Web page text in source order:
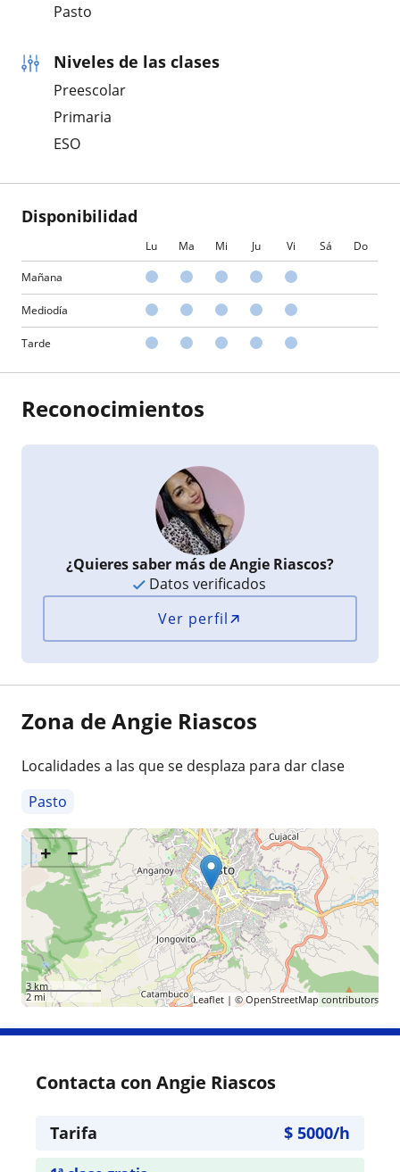
Pasto
Niveles de las clases
Preescolar
Primaria
ESO
Disponibilidad
Lu Ma Mi Ju Vi Sá Do
Mañana
Mediodía
Tarde
Reconocimientos
¿Quieres saber más de Angie Riascos?
Datos verificados
Ver perfil
Zona de Angie Riascos
Localidades a las que se desplaza para dar clase
Pasto
+ −
3 km
2 mi
Leaflet| ©OpenStreetMap contributors
Contacta con Angie Riascos
Tarifa $ 5000/h